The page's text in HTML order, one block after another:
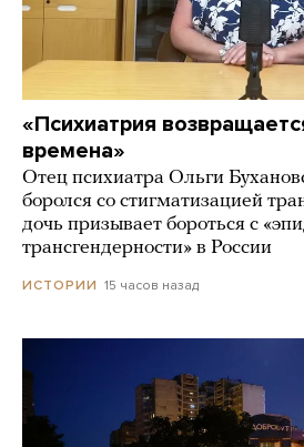
«Психиатрия
времена»
Отец психиатра Ольги
боролся со стигматизацией
дочь призывает бороться с
трансгендерности» в России
ИСТОРИИ 15 часов назад